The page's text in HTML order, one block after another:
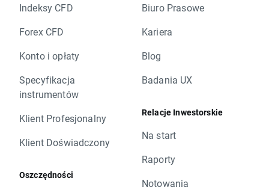
Indeksy CFD
Forex CFD
Konto i opłaty
Specyfikacja
instrumentów
Klient Profesjonalny
Klient Doświadczony
Oszczędności
Biuro Prasowe
Kariera
Blog
Badania UX
Relacje Inwestorskie
Na start
Raporty
Notowania